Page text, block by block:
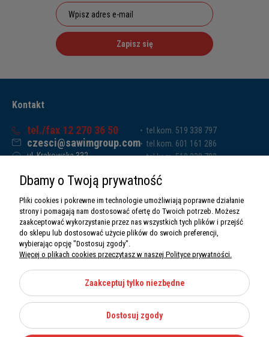
Zapisz się
Kontakt
tel./fax 12 270 36 50
czesci@sawimgroup.com
ul. Krakowska 332,
Sawim Group Mariusz Zdyb sp. k.
NIP: 5130284470
REGON: 5246591010
tel.kom. 519 338 797
tel.kom. 601 161 286
tel.kom. 519 338 793
O nas
Informacje
Moje konto
Kategorie
Dbamy o Twoją prywatność
Pliki cookies i pokrewne im technologie umożliwiają poprawne działanie
strony i pomagają nam dostosować ofertę do Twoich potrzeb. Możesz
zaakceptować wykorzystanie przez nas wszystkich tych plików i przejść
do sklepu lub dostosować użycie plików do swoich preferencji,
wybierając opcję "Dostosuj zgody".
Więcej o plikach cookies przeczytasz w naszej Polityce prywatności.
Zaakceptuj tylko niezbędne
Dostosuj zgody